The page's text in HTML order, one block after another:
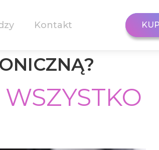
Kontakt